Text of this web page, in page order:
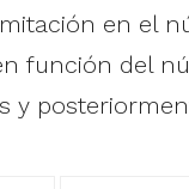
en el
función del
y